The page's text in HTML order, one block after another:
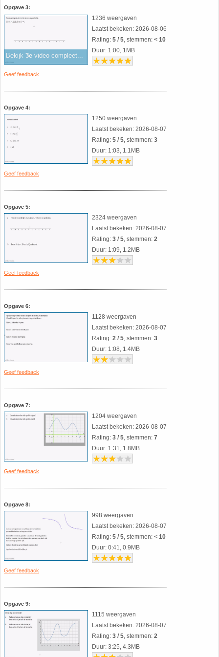
Opgave 3:
Bekijk 3e video compleet...
Geef feedback
1236 weergaven
Laatst bekeken: 2026-08-06
Rating: 5 / 5, stemmen: < 10
Duur: 1:00, 1MB
Opgave 4:
Geef feedback
1250 weergaven
Laatst bekeken: 2026-08-07
Rating: 5 / 5, stemmen: 3
Duur: 1:03, 1.1MB
Opgave 5:
Geef feedback
2324 weergaven
Laatst bekeken: 2026-08-07
Rating: 3 / 5, stemmen: 2
Duur: 1:09, 1.2MB
Opgave 6:
Geef feedback
1128 weergaven
Laatst bekeken: 2026-08-07
Rating: 2 / 5, stemmen: 3
Duur: 1:08, 1.4MB
Opgave 7:
Geef feedback
1204 weergaven
Laatst bekeken: 2026-08-07
Rating: 3 / 5, stemmen: 7
Duur: 1:31, 1.8MB
Opgave 8:
Geef feedback
998 weergaven
Laatst bekeken: 2026-08-07
Rating: 5 / 5, stemmen: < 10
Duur: 0:41, 0.9MB
Opgave 9:
1115 weergaven
Laatst bekeken: 2026-08-07
Rating: 3 / 5, stemmen: 2
Duur: 3:25, 4.3MB
HAVO 5B - Hoofdstuk 10 - Meetkundige
berekeningen
(Nog geen toetsen)
18. Matrices
19. Omtrek cirkel
20. Oppervlakte cilinder
22. Oppervlakte driehoek
23. Oppervlakte kegel
24. Oppervlakte parallellogram
27. Priemgetallen
28. Procenten
30. Sinus
31. Sinusregel
32. Standaarddeviatie
34. Stelling van Pythagoras
35. Symmetrie
36. Tangens van een hoek
38. Vergelijkingen (geschiedenis)
39. Wet van Benford
40. Worteltrekken